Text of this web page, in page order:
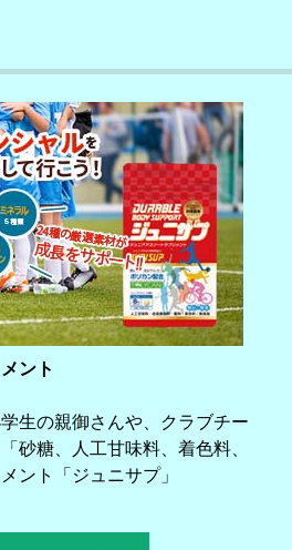
ント
生の親御さんや、クラブチー
砂糖、人工甘味料、着色料、
ント「ジュニサプ」